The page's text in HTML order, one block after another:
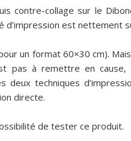
contre-collage sur le
est nettement
un format 60×30 cm).
pas à remettre en
deux techniques
directe.
de tester ce produit.